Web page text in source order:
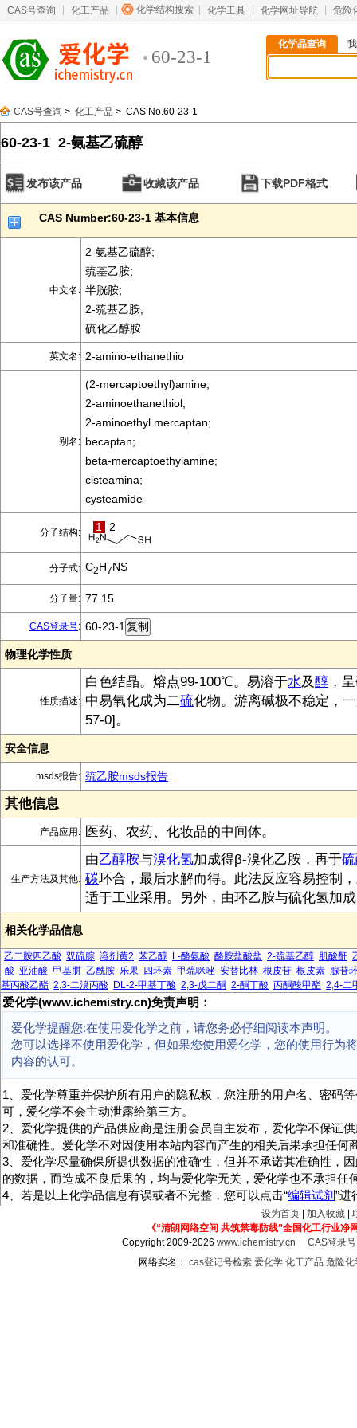
CAS号查询 化工产品 化学结构搜索 化学工具 化学网址导航 危险
60-23-1
化学品查询
CAS号查询 > 化工产品 > CAS No.60-23-1
60-23-1 2-氨基乙硫醇
发布该产品 收藏该产品 下载PDF格式
CAS Number:60-23-1 基本信息
中文名:
2-氨基乙硫醇;
巯基乙胺;
半胱胺;
2-巯基乙胺;
硫化乙醇胺
英文名: 2-amino-ethanethio
别名:
(2-mercaptoethyl)amine;
2-aminoethanethiol;
2-aminoethyl mercaptan;
becaptan;
beta-mercaptoethylamine;
cisteamina;
cysteamide
分子结构: 1 2
分子式: C2H7NS
分子量: 77.15
CAS登录号: 60-23-1
物理化学性质
性质描述:
白色结晶。熔点99-100℃。易溶于水及醇 ，
中易氧化成为二硫化物。游离碱极不稳定，
57-0]。
安全信息
msds报告: 巯乙胺msds报告
其他信息
产品应用: 医药、农药、化妆品的中间体。
生产方法及其他:
由乙醇胺与溴化氢加成得β-溴化乙胺，再于
碳环合，最后水解而得。此法反应容易控制
适于工业采用。另外，由环乙胺与硫化氢加
相关化学品信息
乙二胺四乙酸 双硫腙 溶剂黄2 苯乙醇 L-酪氨酸 酪胺盐酸盐 2-巯基乙醇 肌酸酐
酸 亚油酸 甲基肼 乙酰胺 乐果 四环素 甲巯咪唑 安替比林 根皮苷 根皮素 腺苷
基丙酸乙酯 2,3-二溴丙酸 DL-2-甲基丁酸 2,3-戊二酮 2-酮丁酸 丙酮酸甲酯 2,4-二
爱化学(www.ichemistry.cn)免责声明：
爱化学提醒您:在使用爱化学之前，请您务必仔细阅读本声明。
您可以选择不使用爱化学，但如果您使用爱化学，您的使用行为
内容的认可。
1、爱化学尊重并保护所有用户的隐私权，您注册的用户名、密码
可，爱化学不会主动泄露给第三方。
2、爱化学提供的产品供应商是注册会员自主发布，爱化学不保证
和准确性。爱化学不对因使用本站内容而产生的相关后果承担任何
3、爱化学尽量确保所提供数据的准确性，但并不承诺其准确性，
的数据，而造成不良后果的，均与爱化学无关，爱化学也不承担任
4、若是以上化学品信息有误或者不完整，您可以点击“编辑试剂”进
设为首页 加入收藏
《“清朗网络空间 共筑禁毒防线”全国化工行业净
Copyright 2009-2026www.ichemistry.cn
CAS登录
网络实名： cas登记号检索 爱化学 化工产品 危险化